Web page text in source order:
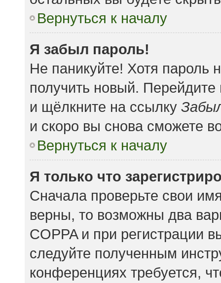
Вернуться к началу
Я забыл пароль!
Не паникуйте! Хотя пароль
получить новый.
и щёлкните на ссылку
и скоро вы снова сможете
Вернуться к началу
Я только что
Сначала проверьте свои
верны, то возможны два
COPPA и при регистрации
следуйте полученным
конференциях требуется,